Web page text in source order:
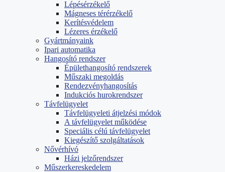
Lépésérzékelő
Mágneses térérzékelő
Kerítésvédelem
Lézeres érzékelő
Gyártmányaink
Ipari automatika
Hangosító rendszer
Épülethangosító rendszerek
Műszaki megoldás
Rendezvényhangosítás
Indukciós hurokrendszer
Távfelügyelet
Távfelügyeleti átjelzési módok
A távfelügyelet működése
Speciális célú távfelügyelet
Kiegészítő szolgáltatások
Nővérhívó
Házi jelzőrendszer
Műszerkereskedelem